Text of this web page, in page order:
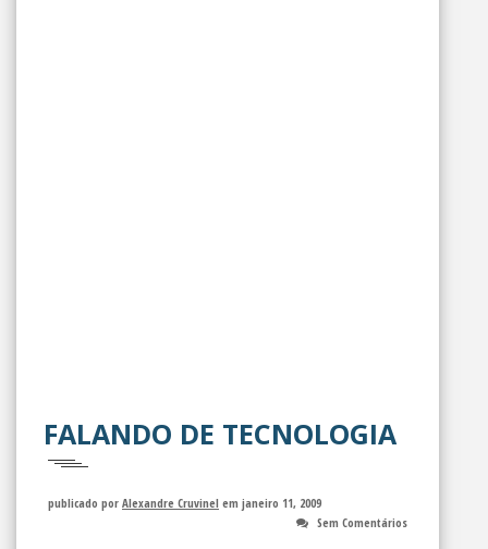
FALANDO DE TECNOLOGIA
publicado por Alexandre Cruvinel em janeiro 11, 2009
Sem Comentários